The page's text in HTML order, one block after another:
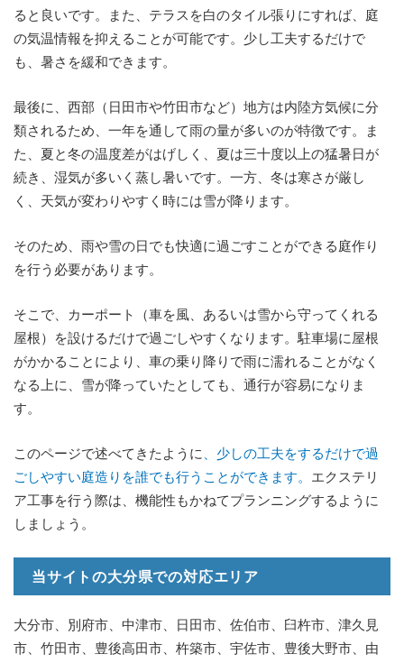
ると良いです。また、テラスを白のタイル張りにすれば、庭
の気温情報を抑えることが可能です。少し工夫するだけで
も、暑さを緩和できます。
最後に、西部（日田市や竹田市など）地方は内陸方気候に分
類されるため、一年を通して雨の量が多いのが特徴です。ま
た、夏と冬の温度差がはげしく、夏は三十度以上の猛暑日が
続き、湿気が多いく蒸し暑いです。一方、冬は寒さが厳し
く、天気が変わりやすく時には雪が降ります。
そのため、雨や雪の日でも快適に過ごすことができる庭作り
を行う必要があります。
そこで、カーポート（車を風、あるいは雪から守ってくれる
屋根）を設けるだけで過ごしやすくなります。駐車場に屋根
がかかることにより、車の乗り降りで雨に濡れることがなく
なる上に、雪が降っていたとしても、通行が容易になりま
す。
このページで述べてきたように
、少しの工夫をするだけで過
ごしやすい庭造りを誰でも行うことができます。 エクステリ
ア工事を行う際は、機能性もかねてプランニングするように
しましょう。
当サイトの大分県での対応エリア
大分市、別府市、中津市、日田市、佐伯市、臼杵市、津久見
市、竹田市、豊後高田市、杵築市、宇佐市、豊後大野市、由